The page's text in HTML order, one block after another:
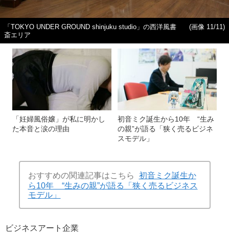
「TOKYO UNDER GROUND shinjuku studio」の西洋風書
斎エリア
(画像 11/11)
「妊婦風俗嬢」が私に明かし
た本音と涙の理由
初音ミク誕生から10年 “生み
の親”が語る「狭く売るビジネ
スモデル」
おすすめの関連記事はこちら
初音ミク誕生か
ら10年 “生みの親”が語る「狭く売るビジネス
モデル」
ビジネスアート 企業